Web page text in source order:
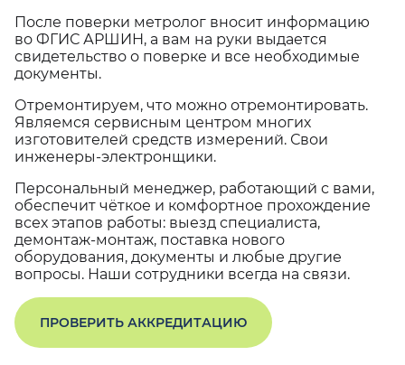
После поверки метролог вносит информацию
во ФГИС АРШИН, а вам на руки выдается
свидетельство о поверке и все необходимые
документы.
Отремонтируем, что можно отремонтировать.
Являемся сервисным центром многих
изготовителей средств измерений. Свои
инженеры-электронщики.
Персональный менеджер, работающий с вами,
обеспечит чёткое и комфортное прохождение
всех этапов работы: выезд специалиста,
демонтаж-монтаж, поставка нового
оборудования, документы и любые другие
вопросы. Наши сотрудники всегда на связи.
ПРОВЕРИТЬ АККРЕДИТАЦИЮ